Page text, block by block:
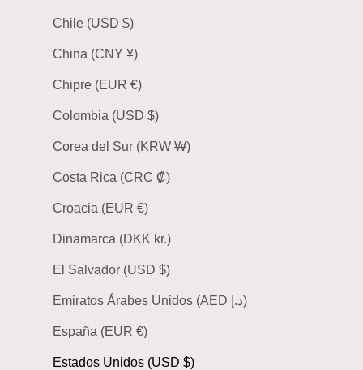
Chile (USD $)
China (CNY ¥)
Chipre (EUR €)
Colombia (USD $)
Corea del Sur (KRW ₩)
Costa Rica (CRC ₡)
Croacia (EUR €)
Dinamarca (DKK kr.)
El Salvador (USD $)
Emiratos Árabes Unidos (AED د.إ)
España (EUR €)
Estados Unidos (USD $)